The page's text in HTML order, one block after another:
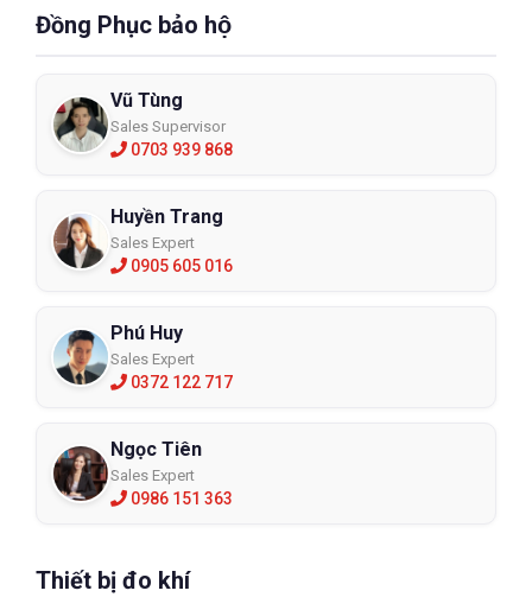
Đồng Phục bảo hộ
Vũ Tùng
Sales Supervisor
0703 939 868
Huyền Trang
Sales Expert
0905 605 016
Phú Huy
Sales Expert
0372 122 717
Ngọc Tiên
Sales Expert
0986 151 363
Thiết bị đo khí